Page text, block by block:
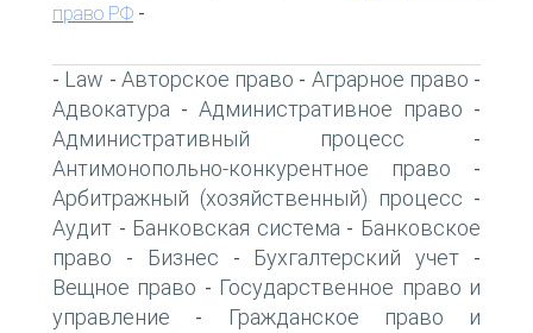
право РФ -
- Law - Авторское право - Аграрное право -
Адвокатура - Административное право -
Административный процесс -
Антимонопольно-конкурентное право -
Арбитражный (хозяйственный) процесс -
Аудит - Банковская система - Банковское
право - Бизнес - Бухгалтерский учет -
Вещное право - Государственное право и
управление -
Гражданское право и